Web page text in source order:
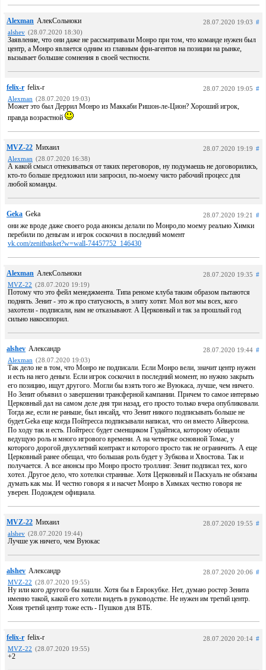
Alexman АлекСольноки 28.07.2020 19:03 #
alshev (28.07.2020 18:30)
Заявление, что они даже не рассматривали Монро при том, что команде нужен был
центр, а Монро является одним из главным фри-агентов на позиции на рынке,
вызывает большие сомнения в своей честности.
felix-r felix-r 28.07.2020 19:05 #
Alexman (28.07.2020 19:03)
Может это был Деррил Монро из Маккаби Ришон-ле-Цион? Хороший игрок,
правда возрастной
MVZ-22 Михаил 28.07.2020 19:19 #
Alexman (28.07.2020 16:38)
А какой смысл отнекиваться от таких переговоров, ну подумаешь не договорились,
кто-то больше предложил или запросил, по-моему чисто рабочий процесс для
любой команды.
Geka Geka 28.07.2020 19:21 #
они же вроде даже своего рода анонсы делали по Монро,по моему реально Химки
перебили по деньгам и игрок соскочил в последний момент
vk.com/zenitbasket?w=wall-74457752_146430
Alexman АлекСольноки 28.07.2020 19:35 #
MVZ-22 (28.07.2020 19:19)
Потому что это фейл менеджмента. Типа реноме клуба таким образом пытаются
поднять. Зенит - это ж про статусность, в элиту хотят. Мол вот мы всех, кого
захотели - подписали, нам не отказывают. А Церковный и так за прошлый год
сильно накосяпорил.
alshev Александр 28.07.2020 19:44 #
Alexman (28.07.2020 19:03)
Так дело не в том, что Монро не подписали. Если Монро вели, значит центр нужен
и есть на него деньги. Если игрок соскочил в последний момент, но нужно закрыть
его позицию, ищут другого. Могли бы взять того же Вуюкаса, лучше, чем ничего.
Но Зенит объявил о завершении трансферной кампании. Причем то самое интервью
Церковный дал на самом деле дня три назад, его просто только вчера опубликовали.
Тогда же, если не раньше, был инсайд, что Зенит никого подписывать больше не
будет.Geka еще когда Пойтресса подписывали написал, что он вместо Айверсона.
По ходу так и есть. Пойтресс будет сменщиком Гудайтиса, которому обещали
ведущую роль и много игрового времени. А на четверке основной Томас, у
которого дорогой двухлетний контракт и которого просто так не ограничить. А еще
Церковный ранее обещал, что большая роль будет у Зубкова и Хвостова. Так и
получается. А все анонсы про Монро просто троллинг. Зенит подписал тех, кого
хотел. Другое дело, что хотелки странные. Хотя Церковный и Паскуаль не обязаны
думать как мы. И честно говоря я и насчет Монро в Химках честно говоря не
уверен. Подождем официала.
MVZ-22 Михаил 28.07.2020 19:55 #
alshev (28.07.2020 19:44)
Лучше уж ничего, чем Вуюкас
alshev Александр 28.07.2020 20:06 #
MVZ-22 (28.07.2020 19:55)
Ну или кого другого бы нашли. Хотя бы в Еврокубке. Нет, думаю ростер Зенита
именно такой, какой его хотели видеть в руководстве. Не нужен им третий центр.
Хоия третий центр тоже есть - Пушков для ВТБ.
felix-r felix-r 28.07.2020 20:14 #
MVZ-22 (28.07.2020 19:55)
+2